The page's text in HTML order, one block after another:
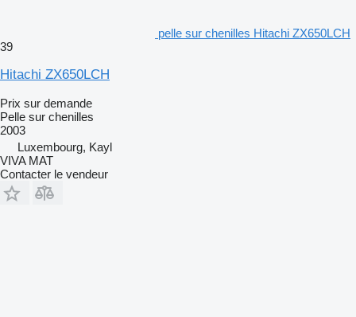
pelle sur chenilles Hitachi ZX650LCH
39
Hitachi ZX650LCH
Prix sur demande
Pelle sur chenilles
2003
Luxembourg, Kayl
VIVA MAT
Contacter le vendeur